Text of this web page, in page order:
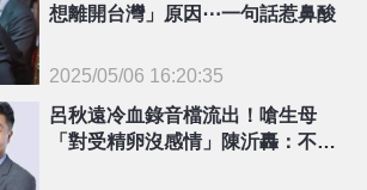
想離開台灣」原因⋯一句話惹鼻酸
2025/05/06 16:20:35
呂秋遠冷血錄音檔流出！嗆生母
「對受精卵沒感情」陳沂轟：不敢